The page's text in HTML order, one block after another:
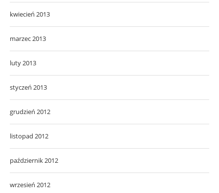
luty 2013
styczeń 2013
grudzień 2012
listopad 2012
październik 2012
wrzesień 2012
sierpień 2012
lipiec 2012